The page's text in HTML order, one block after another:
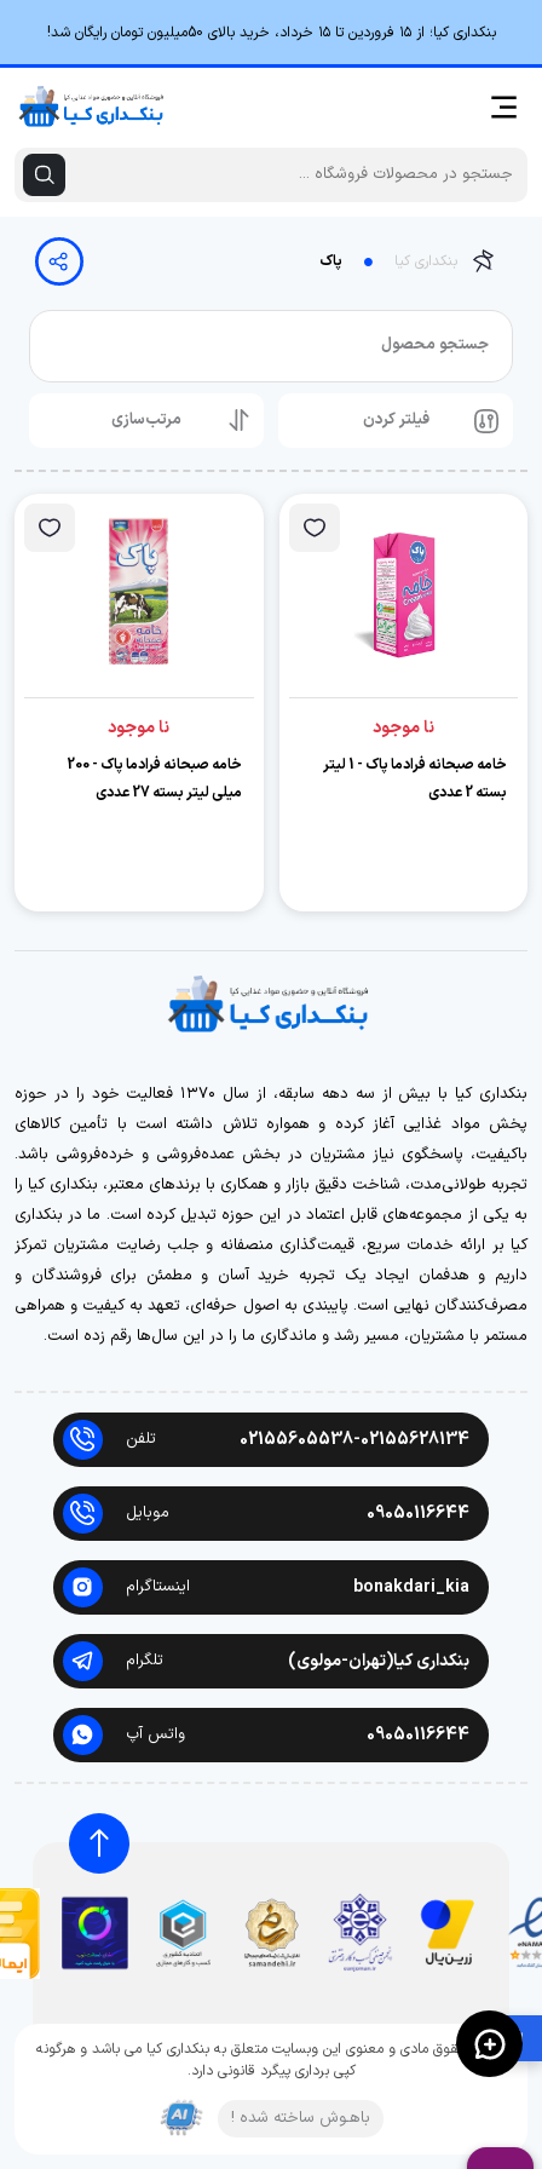
🛍️
بنکداری کیا؛ از ۱۵ فروردین تا ۱۵ خرداد، خرید بالای 50میلیون تومان رایگان شد!
بنکداری کیا پاک
جستجو محصول
فیلتر کردن مرتب‌سازی
نا موجود
خامه صبحانه فرادما پاک - 1 لیتر
بسته 2 عددی
نا موجود
خامه صبحانه فرادما پاک - 200
میلی لیتر بسته 27 عددی
بنکداری کیا با بیش از سه دهه سابقه، از سال ۱۳۷۰ فعالیت خود را در حوزه
پخش مواد غذایی آغاز کرده و همواره تلاش داشته است با تأمین کالاهای
باکیفیت، پاسخگوی نیاز مشتریان در بخش عمده‌فروشی و خرده‌فروشی باشد.
تجربه طولانی‌مدت، شناخت دقیق بازار و همکاری با برندهای معتبر، بنکداری کیا را
به یکی از مجموعه‌های قابل اعتماد در این حوزه تبدیل کرده است. ما در بنکداری
کیا بر ارائه خدمات سریع، قیمت‌گذاری منصفانه و جلب رضایت مشتریان تمرکز
داریم و هدفمان ایجاد یک تجربه خرید آسان و مطمئن برای فروشندگان و
مصرف‌کنندگان نهایی است. پایبندی به اصول حرفه‌ای، تعهد به کیفیت و همراهی
مستمر با مشتریان، مسیر رشد و ماندگاری ما را در این سال‌ها رقم زده است.
02155605538-02155628134 تلفن
09050116644 موبایل
bonakdari_kia اینستاگرام
بنکداری کیا(تهران-مولوی) تلگرام
09050116644 واتس آپ
تمامی حقوق مادی و معنوی این وبسایت متعلق به بنکداری کیا می باشد و هرگونه
کپی برداری پیگرد قانونی دارد.
باهـوش ساخته شده !